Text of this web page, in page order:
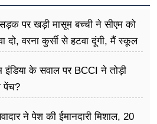
पर खड़ी मासूम बच्ची ने सीएम को
दो, वरना कुर्सी से हटवा दूंगी, मैं स्कूल
इंडिया के सवाल पर BCCI ने तोड़ी
पेंच?
ने पेश की ईमानदारी मिशाल, 20